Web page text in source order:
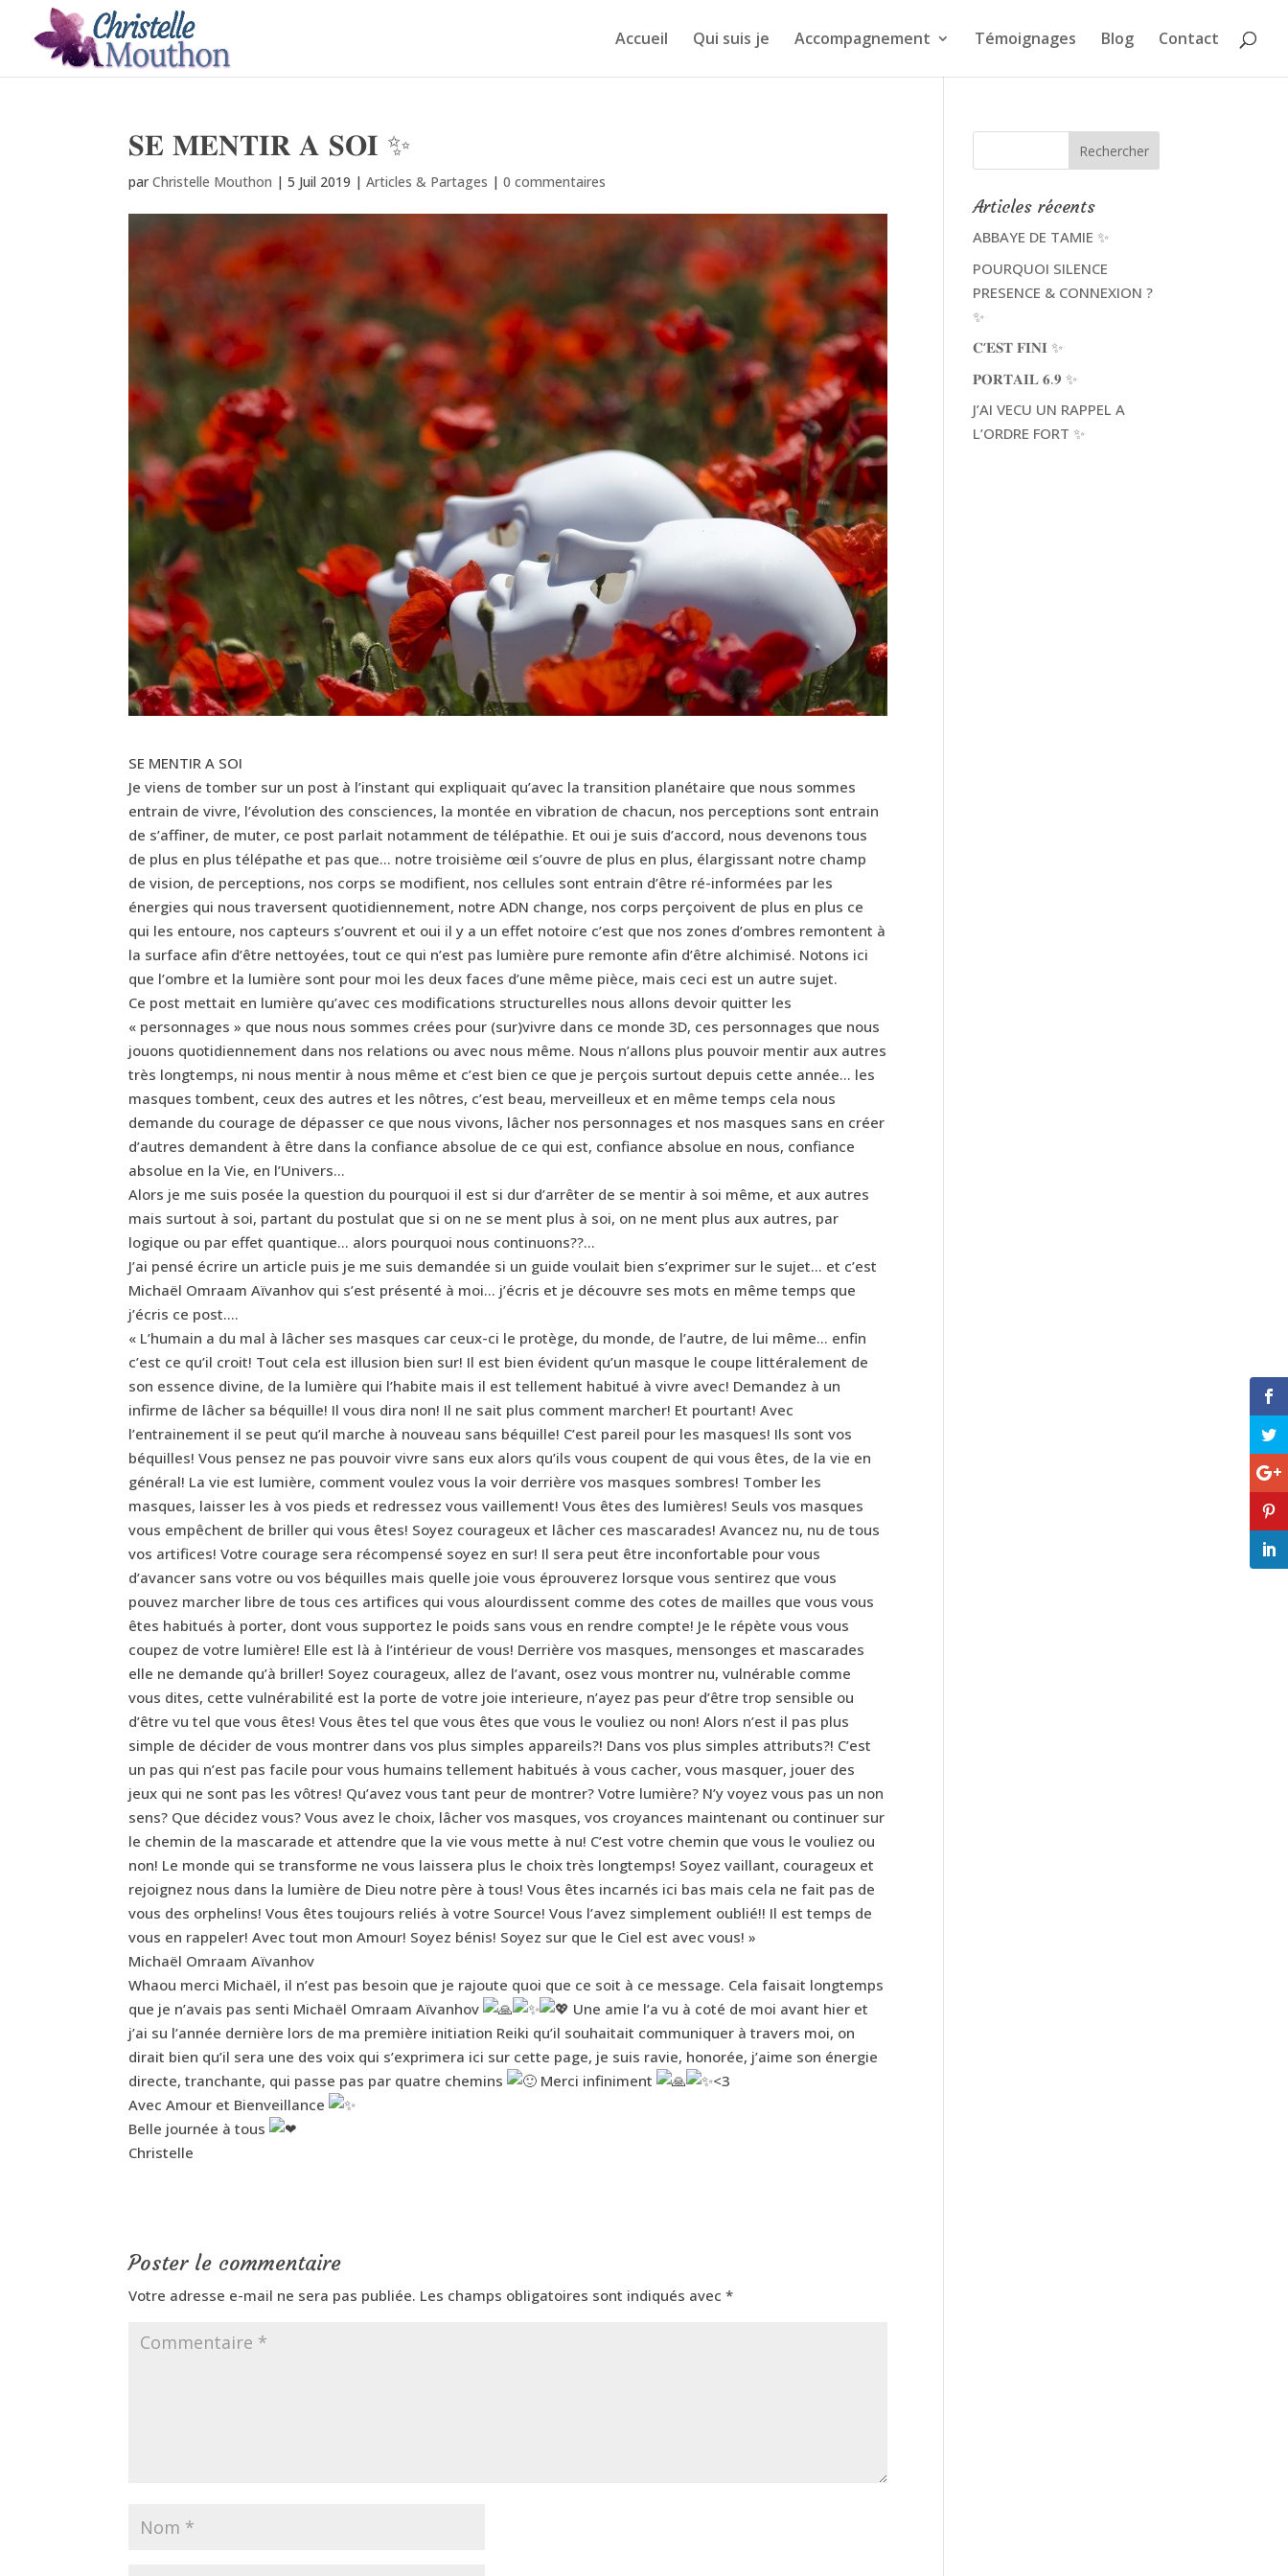
Accueil Qui suis je Accompagnement Témoignages Blog Contact
𝐒𝐄 𝐌𝐄𝐍𝐓𝐈𝐑 𝐀 𝐒𝐎𝐈 ✨
parChristelle Mouthon |5 Juil 2019 |Articles & Partages |0 commentaires
SE MENTIR A SOI
Je viens de tomber sur un post à l’instant qui expliquait qu’avec la transition planétaire que nous sommes
entrain de vivre, l’évolution des consciences, la montée en vibration de chacun, nos perceptions sont entrain
de s’affiner, de muter, ce post parlait notamment de télépathie. Et oui je suis d’accord, nous devenons tous
de plus en plus télépathe et pas que… notre troisième œil s’ouvre de plus en plus, élargissant notre champ
de vision, de perceptions, nos corps se modifient, nos cellules sont entrain d’être ré-informées par les
énergies qui nous traversent quotidiennement, notre ADN change, nos corps perçoivent de plus en plus ce
qui les entoure, nos capteurs s’ouvrent et oui il y a un effet notoire c’est que nos zones d’ombres remontent à
la surface afin d’être nettoyées, tout ce qui n’est pas lumière pure remonte afin d’être alchimisé. Notons ici
que l’ombre et la lumière sont pour moi les deux faces d’une même pièce, mais ceci est un autre sujet.
Ce post mettait en lumière qu’avec ces modifications structurelles nous allons devoir quitter les
« personnages » que nous nous sommes crées pour (sur)vivre dans ce monde 3D, ces personnages que nous
jouons quotidiennement dans nos relations ou avec nous même. Nous n’allons plus pouvoir mentir aux autres
très longtemps, ni nous mentir à nous même et c’est bien ce que je perçois surtout depuis cette année… les
masques tombent, ceux des autres et les nôtres, c’est beau, merveilleux et en même temps cela nous
demande du courage de dépasser ce que nous vivons, lâcher nos personnages et nos masques sans en créer
d’autres demandent à être dans la confiance absolue de ce qui est, confiance absolue en nous, confiance
absolue en la Vie, en l’Univers…
Alors je me suis posée la question du pourquoi il est si dur d’arrêter de se mentir à soi même, et aux autres
mais surtout à soi, partant du postulat que si on ne se ment plus à soi, on ne ment plus aux autres, par
logique ou par effet quantique… alors pourquoi nous continuons??…
J’ai pensé écrire un article puis je me suis demandée si un guide voulait bien s’exprimer sur le sujet… et c’est
Michaël Omraam Aïvanhov qui s’est présenté à moi… j’écris et je découvre ses mots en même temps que
j’écris ce post….
« L’humain a du mal à lâcher ses masques car ceux-ci le protège, du monde, de l’autre, de lui même… enfin
c’est ce qu’il croit! Tout cela est illusion bien sur! Il est bien évident qu’un masque le coupe littéralement de
son essence divine, de la lumière qui l’habite mais il est tellement habitué à vivre avec! Demandez à un
infirme de lâcher sa béquille! Il vous dira non! Il ne sait plus comment marcher! Et pourtant! Avec
l’entrainement il se peut qu’il marche à nouveau sans béquille! C’est pareil pour les masques! Ils sont vos
béquilles! Vous pensez ne pas pouvoir vivre sans eux alors qu’ils vous coupent de qui vous êtes, de la vie en
général! La vie est lumière, comment voulez vous la voir derrière vos masques sombres! Tomber les
masques, laisser les à vos pieds et redressez vous vaillement! Vous êtes des lumières! Seuls vos masques
vous empêchent de briller qui vous êtes! Soyez courageux et lâcher ces mascarades! Avancez nu, nu de tous
vos artifices! Votre courage sera récompensé soyez en sur! Il sera peut être inconfortable pour vous
d’avancer sans votre ou vos béquilles mais quelle joie vous éprouverez lorsque vous sentirez que vous
pouvez marcher libre de tous ces artifices qui vous alourdissent comme des cotes de mailles que vous vous
êtes habitués à porter, dont vous supportez le poids sans vous en rendre compte! Je le répète vous vous
coupez de votre lumière! Elle est là à l’intérieur de vous! Derrière vos masques, mensonges et mascarades
elle ne demande qu’à briller! Soyez courageux, allez de l’avant, osez vous montrer nu, vulnérable comme
vous dites, cette vulnérabilité est la porte de votre joie interieure, n’ayez pas peur d’être trop sensible ou
d’être vu tel que vous êtes! Vous êtes tel que vous êtes que vous le vouliez ou non! Alors n’est il pas plus
simple de décider de vous montrer dans vos plus simples appareils?! Dans vos plus simples attributs?! C’est
un pas qui n’est pas facile pour vous humains tellement habitués à vous cacher, vous masquer, jouer des
jeux qui ne sont pas les vôtres! Qu’avez vous tant peur de montrer? Votre lumière? N’y voyez vous pas un non
sens? Que décidez vous? Vous avez le choix, lâcher vos masques, vos croyances maintenant ou continuer sur
le chemin de la mascarade et attendre que la vie vous mette à nu! C’est votre chemin que vous le vouliez ou
non! Le monde qui se transforme ne vous laissera plus le choix très longtemps! Soyez vaillant, courageux et
rejoignez nous dans la lumière de Dieu notre père à tous! Vous êtes incarnés ici bas mais cela ne fait pas de
vous des orphelins! Vous êtes toujours reliés à votre Source! Vous l’avez simplement oublié!! Il est temps de
vous en rappeler! Avec tout mon Amour! Soyez bénis! Soyez sur que le Ciel est avec vous! »
Michaël Omraam Aïvanhov
Whaou merci Michaël, il n’est pas besoin que je rajoute quoi que ce soit à ce message. Cela faisait longtemps
que je n’avais pas senti Michaël Omraam Aïvanhov
Une amie l’a vu à coté de moi avant hier et
j’ai su l’année dernière lors de ma première initiation Reiki qu’il souhaitait communiquer à travers moi, on
dirait bien qu’il sera une des voix qui s’exprimera ici sur cette page, je suis ravie, honorée, j’aime son énergie
directe, tranchante, qui passe pas par quatre chemins
Merci infiniment
<3
Avec Amour et Bienveillance
Belle journée à tous
Christelle
Poster le commentaire
Votre adresse e-mail ne sera pas publiée. Les champs obligatoires sont indiqués avec*
Articles récents
ABBAYE DE TAMIE ✨
POURQUOI SILENCE
PRESENCE & CONNEXION ?
✨
𝐂’𝐄𝐒𝐓 𝐅𝐈𝐍𝐈 ✨
𝐏𝐎𝐑𝐓𝐀𝐈𝐋 𝟔.𝟗 ✨
J’AI VECU UN RAPPEL A
L’ORDRE FORT ✨